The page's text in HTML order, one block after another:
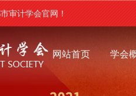
审计学会官网！
网站首页 学会